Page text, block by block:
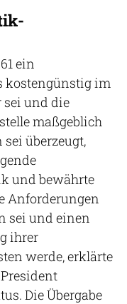
ein
kostengünstig im
sei und die
maßgeblich
überzeugt,
und bewährte
Anforderungen
sei und einen
ihrer
werde, erklärte
Die Übergabe